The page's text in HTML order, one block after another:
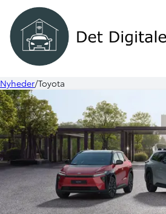
Nyheder Toyota